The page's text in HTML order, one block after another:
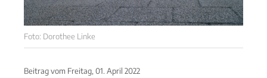
Foto: Dorothee Linke
Beitrag vom Freitag, 01. April 2022